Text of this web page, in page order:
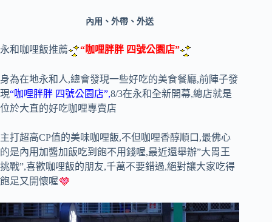
內用、外帶、外送
永和咖哩飯推薦 “咖哩胖胖 四號公園店”
身為在地永和人,總會發現一些好吃的美食餐廳,前陣子發
現“咖哩胖胖 四號公園店”,8/3在永和全新開幕,總店就是
位於大直的好吃咖哩專賣店
主打超高CP值的美味咖哩飯,不但咖哩香醇順口,最佛心
的是內用加醬加飯吃到飽不用錢喔,最近還舉辦”大胃王
挑戰”,喜歡咖哩飯的朋友,千萬不要錯過,絕對讓大家吃得
飽足又開懷喔